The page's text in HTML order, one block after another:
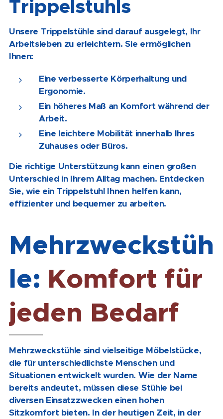
Trippelstuhls
Unsere Trippelstühle sind darauf ausgelegt, Ihr
Arbeitsleben zu erleichtern. Sie ermöglichen
Ihnen:
Eine verbesserte Körperhaltung und
Ergonomie.
Ein höheres Maß an Komfort während der
Arbeit.
Eine leichtere Mobilität innerhalb Ihres
Zuhauses oder Büros.
Die richtige Unterstützung kann einen großen
Unterschied in Ihrem Alltag machen. Entdecken
Sie, wie ein Trippelstuhl Ihnen helfen kann,
effizienter und bequemer zu arbeiten.
Mehrzweckstüh
le: Komfort für
jeden Bedarf
Mehrzweckstühle sind vielseitige Möbelstücke,
die für unterschiedlichste Menschen und
Situationen entwickelt wurden. Wie der Name
bereits andeutet, müssen diese Stühle bei
diversen Einsatzzwecken einen hohen
Sitzkomfort bieten. In der heutigen Zeit, in der